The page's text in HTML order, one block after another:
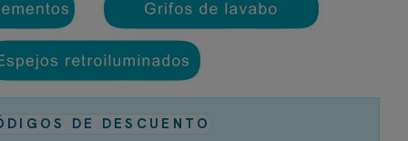
este lavabo presenta otras ventajas:
es un material robusto, ideal para soportar los cambios
no porosa evita la acumulación de manchas,
puedes añadir una válvula click y un sifón en acabados de
DE DESCUENTO